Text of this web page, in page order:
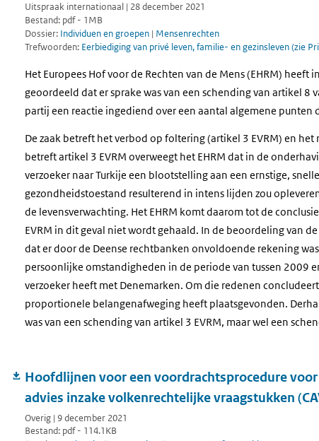
Uitspraak internationaal | 28 december 2021
Bestand: pdf - 1MB
Dossier: Individuen en groepen | Mensenrechten
Trefwoorden: Eerbiediging van privé leven, familie- en gezinsleven (zie
Het Europees Hof voor de Rechten van de Mens (EHRM)
geoordeeld dat er sprake was van een schending van artikel 8
partij een reactie ingediend over een aantal algemene punten
De zaak betreft het verbod op foltering (artikel 3 EVRM) en
betreft artikel 3 EVRM overweegt het EHRM dat in de
verzoeker naar Turkije een blootstelling aan een ernstige,
gezondheidstoestand resulterend in intens lijden zou
de levensverwachting. Het EHRM komt daarom tot de
EVRM in dit geval niet wordt gehaald. In de beoordeling van
dat er door de Deense rechtbanken onvoldoende rekening
persoonlijke omstandigheden in de periode van tussen 2009
verzoeker heeft met Denemarken. Om die redenen
proportionele belangenafweging heeft plaatsgevonden.
was van een schending van artikel 3 EVRM, maar wel een
Hoofdlijnen voor een voordrachtsprocedure
advies inzake volkenrechtelijke vraagstukken
Overig | 9 december 2021
Bestand: pdf - 114.1KB